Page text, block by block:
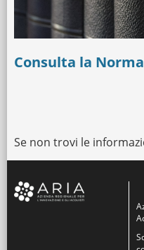
Consulta la
Se non trovi le